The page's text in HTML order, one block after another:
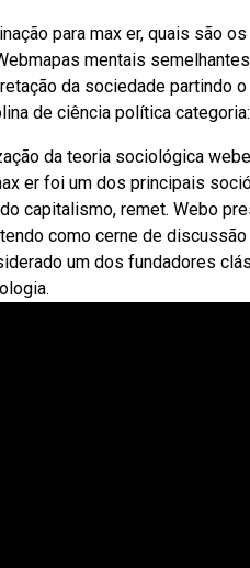
para max er, quais são
mentais
da sociedade partindo
de ciência política categoria:
da teoria sociológica
er foi um dos principais
capitalismo, remet. Webo
como cerne de
um dos fundadores